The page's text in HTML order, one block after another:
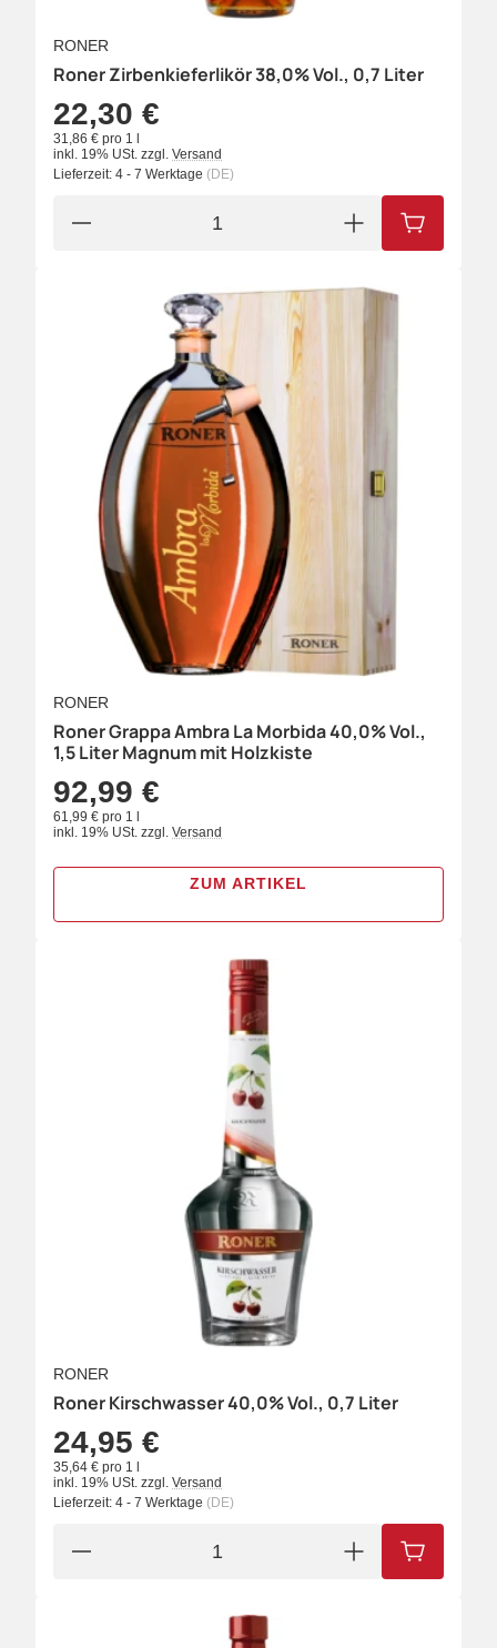
RONER
Roner Zirbenkieferlikör 38,0% Vol., 0,7 Liter
22,30 €
31,86 € pro 1 l
inkl. 19% USt. zzgl. Versand
Lieferzeit: 4 - 7 Werktage (DE)
IN DEN
RONER
Roner Grappa Ambra La Morbida 40,0% Vol.,
1,5 Liter Magnum mit Holzkiste
92,99 €
61,99 € pro 1 l
inkl. 19% USt. zzgl. Versand
ZUM ARTIKEL
RONER
Roner Kirschwasser 40,0% Vol., 0,7 Liter
24,95 €
35,64 € pro 1 l
inkl. 19% USt. zzgl. Versand
Lieferzeit: 4 - 7 Werktage (DE)
IN DEN